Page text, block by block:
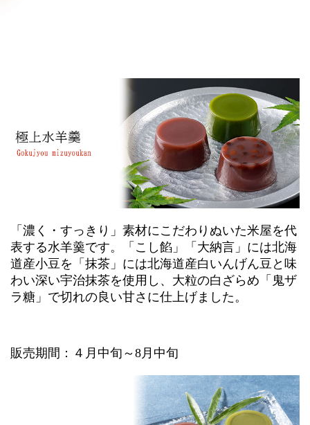
「濃く・すっきり」素材にこだわりぬいた米屋を代
表する水羊羹です。「こし餡」「大納言」には北海
道産小豆を「抹茶」には北海道産白いんげん豆と味
わい深い宇治抹茶を使用し、大粒の白ざらめ「鬼ザ
ラ糖」で切れの良い甘さに仕上げました。
販売期間：４月中旬～8月中旬